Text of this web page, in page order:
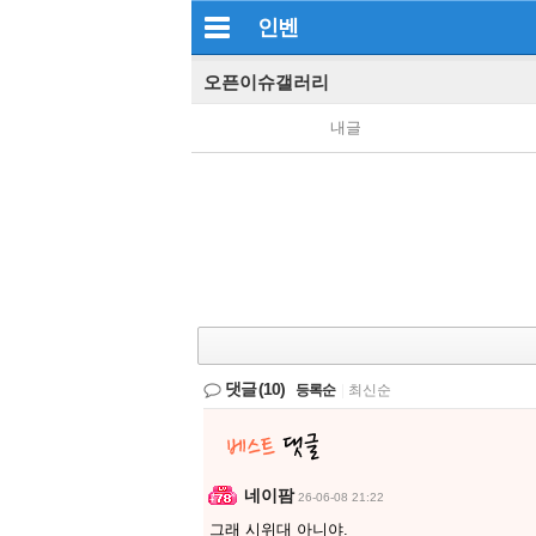
인벤
오픈이슈갤러리
내글
댓글(10) 등록순 최신순
네이팜 26-06-08 21:22
그래 시위대 아니야.